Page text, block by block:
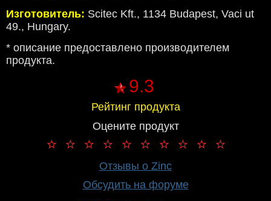
Изготовитель: Scitec Kft., 1134 Budapest, Vaci ut
49., Hungary.
* описание предоставлено производителем
продукта.
9.3
Рейтинг продукта
Оцените продукт
Отзывы о Zinc
Обсудить на форуме